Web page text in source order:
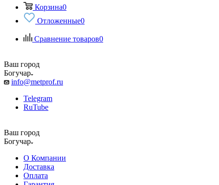
Корзина0
Отложенные0
Сравнение товаров0
Ваш город
Богучар
info@metprof.ru
Telegram
RuTube
Ваш город
Богучар
О Компании
Доставка
Оплата